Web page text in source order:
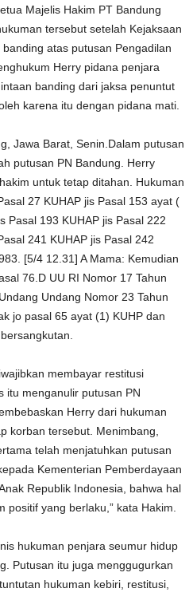
Majelis Hakim PT Bandung
tersebut setelah Kejaksaan
atas putusan Pengadilan
Herry pidana penjara
banding dari jaksa penuntut
karena itu dengan pidana mati.
Jawa Barat, Senin.Dalam putusan
putusan PN Bandung. Herry
untuk tetap ditahan. Hukuman
27 KUHAP jis Pasal 153 ayat (
Pasal 193 KUHAP jis Pasal 222
241 KUHAP jis Pasal 242
[5/4 12.31] A Mama: Kemudian
76.D UU RI Nomor 17 Tahun
Undang Nomor 23 Tahun
jo pasal 65 ayat (1) KUHP dan
membayar restitusi
itu menganulir putusan PN
Herry dari hukuman
korban tersebut. Menimbang,
telah menjatuhkan putusan
Kementerian Pemberdayaan
Republik Indonesia, bahwa hal
yang berlaku,” kata Hakim.
hukuman penjara seumur hidup
Putusan itu juga menggugurkan
hukuman kebiri, restitusi,